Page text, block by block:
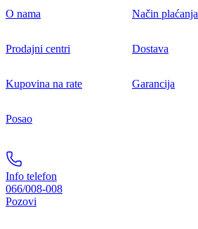
O nama
Prodajni centri
Kupovina na rate
Posao
Način plaćanja
Dostava
Garancija
Info telefon
066/008-008
Pozovi